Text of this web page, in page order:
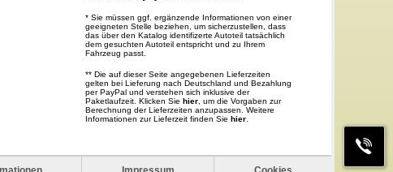
* Sie müssen ggf. ergänzende Informationen von einer
geeigneten Stelle beziehen, um sicherzustellen, dass
das über den Katalog identifizerte Autoteil tatsächlich
dem gesuchten Autoteil entspricht und zu Ihrem
Fahrzeug passt.
** Die auf dieser Seite angegebenen Lieferzeiten
gelten bei Lieferung nach Deutschland und Bezahlung
per PayPal und verstehen sich inklusive der
Paketlaufzeit. Klicken Sie hier, um die Vorgaben zur
Berechnung der Lieferzeiten anzupassen. Weitere
Informationen zur Lieferzeit finden Sie hier.